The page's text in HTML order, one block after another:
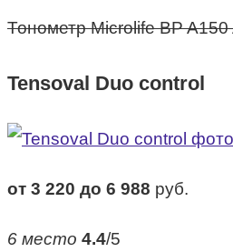
Тонометр Microlife BP A150
Tensoval Duo control
от 3 220 до 6 988 руб.
6 место 4.4/5